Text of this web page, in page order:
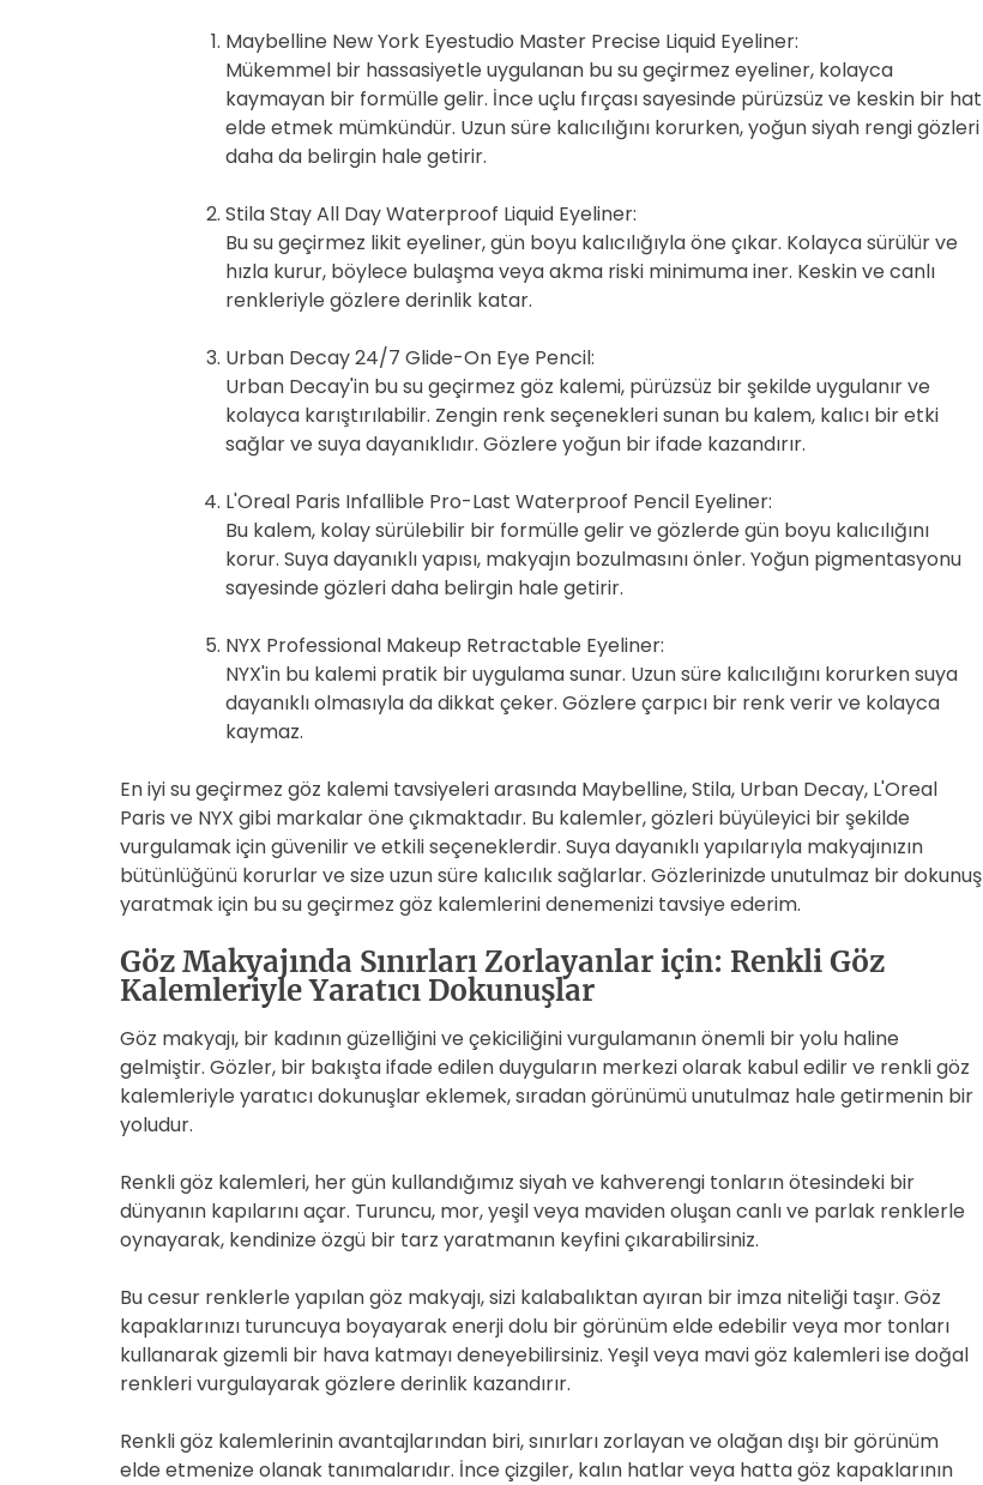
Maybelline New York Eyestudio Master Precise Liquid Eyeliner:
Mükemmel bir hassasiyetle uygulanan bu su geçirmez eyeliner, kolayca
kaymayan bir formülle gelir. İnce uçlu fırçası sayesinde pürüzsüz ve keskin bir hat
elde etmek mümkündür. Uzun süre kalıcılığını korurken, yoğun siyah rengi gözleri
daha da belirgin hale getirir.
Stila Stay All Day Waterproof Liquid Eyeliner:
Bu su geçirmez likit eyeliner, gün boyu kalıcılığıyla öne çıkar. Kolayca sürülür ve
hızla kurur, böylece bulaşma veya akma riski minimuma iner. Keskin ve canlı
renkleriyle gözlere derinlik katar.
Urban Decay 24/7 Glide-On Eye Pencil:
Urban Decay'in bu su geçirmez göz kalemi, pürüzsüz bir şekilde uygulanır ve
kolayca karıştırılabilir. Zengin renk seçenekleri sunan bu kalem, kalıcı bir etki
sağlar ve suya dayanıklıdır. Gözlere yoğun bir ifade kazandırır.
L'Oreal Paris Infallible Pro-Last Waterproof Pencil Eyeliner:
Bu kalem, kolay sürülebilir bir formülle gelir ve gözlerde gün boyu kalıcılığını
korur. Suya dayanıklı yapısı, makyajın bozulmasını önler. Yoğun pigmentasyonu
sayesinde gözleri daha belirgin hale getirir.
NYX Professional Makeup Retractable Eyeliner:
NYX'in bu kalemi pratik bir uygulama sunar. Uzun süre kalıcılığını korurken suya
dayanıklı olmasıyla da dikkat çeker. Gözlere çarpıcı bir renk verir ve kolayca
kaymaz.
En iyi su geçirmez göz kalemi tavsiyeleri arasında Maybelline, Stila, Urban Decay, L'Oreal
Paris ve NYX gibi markalar öne çıkmaktadır. Bu kalemler, gözleri büyüleyici bir şekilde
vurgulamak için güvenilir ve etkili seçeneklerdir. Suya dayanıklı yapılarıyla makyajınızın
bütünlüğünü korurlar ve size uzun süre kalıcılık sağlarlar. Gözlerinizde unutulmaz bir dokunuş
yaratmak için bu su geçirmez göz kalemlerini denemenizi tavsiye ederim.
Göz Makyajında Sınırları Zorlayanlar için: Renkli Göz
Kalemleriyle Yaratıcı Dokunuşlar
Göz makyajı, bir kadının güzelliğini ve çekiciliğini vurgulamanın önemli bir yolu haline
gelmiştir. Gözler, bir bakışta ifade edilen duyguların merkezi olarak kabul edilir ve renkli göz
kalemleriyle yaratıcı dokunuşlar eklemek, sıradan görünümü unutulmaz hale getirmenin bir
yoludur.
Renkli göz kalemleri, her gün kullandığımız siyah ve kahverengi tonların ötesindeki bir
dünyanın kapılarını açar. Turuncu, mor, yeşil veya maviden oluşan canlı ve parlak renklerle
oynayarak, kendinize özgü bir tarz yaratmanın keyfini çıkarabilirsiniz.
Bu cesur renklerle yapılan göz makyajı, sizi kalabalıktan ayıran bir imza niteliği taşır. Göz
kapaklarınızı turuncuya boyayarak enerji dolu bir görünüm elde edebilir veya mor tonları
kullanarak gizemli bir hava katmayı deneyebilirsiniz. Yeşil veya mavi göz kalemleri ise doğal
renkleri vurgulayarak gözlere derinlik kazandırır.
Renkli göz kalemlerinin avantajlarından biri, sınırları zorlayan ve olağan dışı bir görünüm
elde etmenize olanak tanımalarıdır. İnce çizgiler, kalın hatlar veya hatta göz kapaklarının